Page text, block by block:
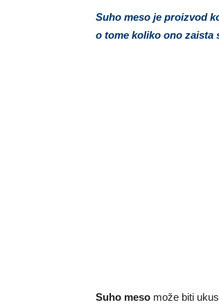
Suho meso je proizvod
o tome koliko ono zaista
Suho meso može biti